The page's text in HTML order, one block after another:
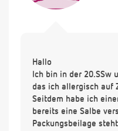
Hallo
Ich bin in der 20.SSw
das ich allergisch auf
Seitdem habe ich
bereits eine Salbe
Packungsbeilage